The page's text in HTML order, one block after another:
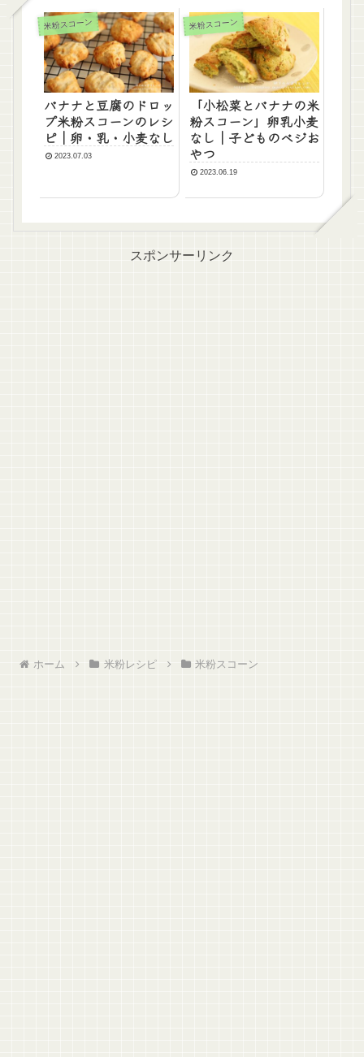
米粉スコーン
バナナと豆腐のドロッ
プ米粉スコーンのレシ
ピ｜卵・乳・小麦なし
2023.07.03
米粉スコーン
「小松菜とバナナの米
粉スコーン」卵乳小麦
なし｜子どものベジお
やつ
2023.06.19
スポンサーリンク
ホーム 米粉レシピ 米粉スコーン